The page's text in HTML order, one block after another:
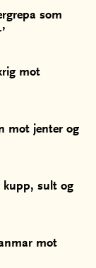
som
mot
mot jenter og
kupp, sult og
mot